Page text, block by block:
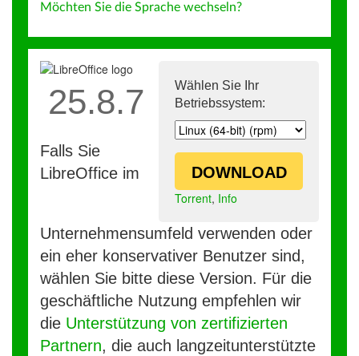
Möchten Sie die Sprache wechseln?
Wählen Sie Ihr
Betriebssystem:
DOWNLOAD
Torrent, Info
25.8.7
Falls Sie
LibreOffice im
Unternehmensumfeld verwenden oder
ein eher konservativer Benutzer sind,
wählen Sie bitte diese Version. Für die
geschäftliche Nutzung empfehlen wir
die Unterstützung von zertifizierten
Partnern, die auch langzeitunterstützte